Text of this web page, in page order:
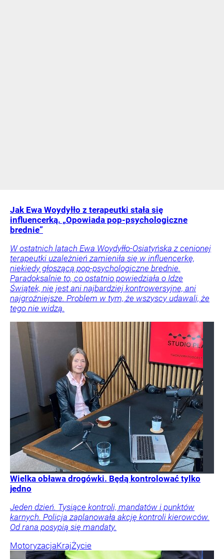
Jak Ewa Woydyłło z terapeutki stała się
influencerką. „Opowiada pop-psychologiczne
brednie”
W ostatnich latach Ewa Woydyłło-Osiatyńska z cenionej
terapeutki uzależnień zamieniła się w influencerkę,
niekiedy głoszącą pop-psychologiczne brednie.
Paradoksalnie to, co ostatnio powiedziała o Idze
Świątek, nie jest ani najbardziej kontrowersyjne, ani
najgroźniejsze. Problem w tym, że wszyscy udawali, że
tego nie widzą.
Wielka obława drogówki. Będą kontrolować tylko
jedno
Jeden dzień. Tysiące kontroli, mandatów i punktów
karnych. Policja zaplanowała akcję kontroli kierowców.
Od rana posypią się mandaty.
MotoryzacjaKrajŻycie